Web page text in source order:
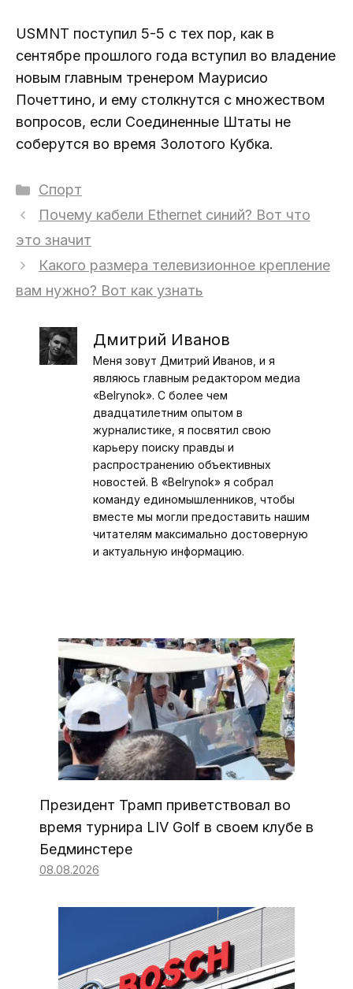
USMNT поступил 5-5 с тех пор, как в
сентябре прошлого года вступил во владение
новым главным тренером Маурисио
Почеттино, и ему столкнутся с множеством
вопросов, если Соединенные Штаты не
соберутся во время Золотого Кубка.
Рубрики
Спорт
Почему кабели Ethernet синий? Вот что
это значит
Какого размера телевизионное крепление
вам нужно? Вот как узнать
Дмитрий Иванов
Меня зовут Дмитрий Иванов, и я
являюсь главным редактором медиа
«Belrynok». С более чем
двадцатилетним опытом в
журналистике, я посвятил свою
карьеру поиску правды и
распространению объективных
новостей. В «Belrynok» я собрал
команду единомышленников, чтобы
вместе мы могли предоставить нашим
читателям максимально достоверную
и актуальную информацию.
Президент Трамп приветствовал во
время турнира LIV Golf в своем клубе в
Бедминстере
08.08.2026